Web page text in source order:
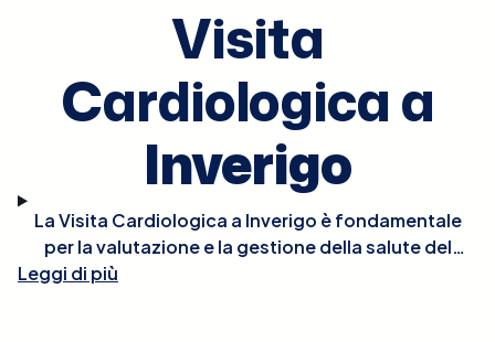
Visita
Cardiologica a
Inverigo
La Visita Cardiologica a Inverigo è fondamentale
per la valutazione e la gestione della salute del
cuore. Durante la visita, il cardiologo effettuerà un
Leggi di più